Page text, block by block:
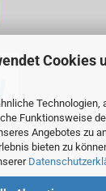
Cookies
Technologien,
Funktionsweise
Angebotes zu
bieten zu